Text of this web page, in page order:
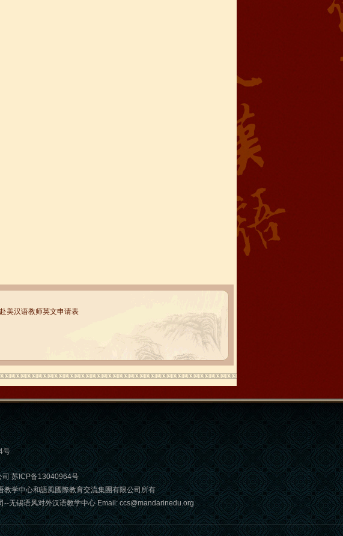
赴美汉语教师英文申请表
号
司苏ICP备13040964号
学中心和語風國際教育交流集團有限公司所有
无锡语风对外汉语教学中心 Email: ccs@mandarinedu.org